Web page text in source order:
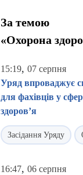
За темою
«Охорона
15:19, 07 серпня
Уряд впроваджує
для фахівців у
здоров’я
Засідання Уряду
16:47, 06 серпня